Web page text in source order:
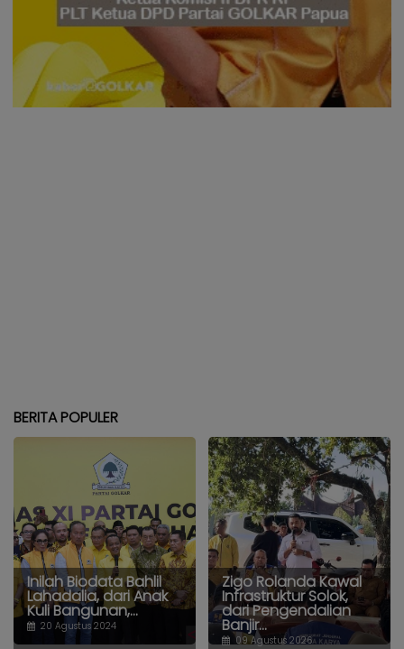
BERITA POPULER
Inilah Biodata Bahlil
Lahadalia, dari Anak
Kuli Bangunan,...
20 Agustus 2024
Zigo Rolanda Kawal
Infrastruktur Solok,
dari Pengendalian
Banjir...
09 Agustus 2026